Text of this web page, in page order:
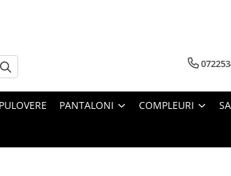
PULOVERE PANTALONI COMPLEURI